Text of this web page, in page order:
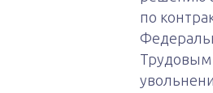
по
Трудовым